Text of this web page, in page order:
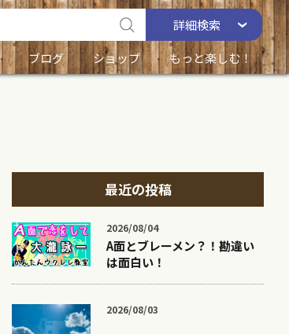
詳細検索
ブログ ショップ もっと楽しむ！
最近の投稿
2026/08/04
A面とブレーメン？！勘違い
は面白い！
2026/08/03